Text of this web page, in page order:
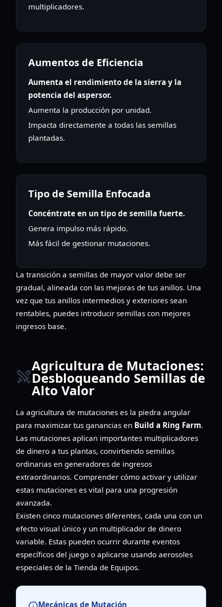
multiplicadores.
Aumentos de Eficiencia
Aumenta el rendimiento de la sierra y la
potencia del aspersor.
Aumenta la producción por unidad.
Impacta directamente a todas las semillas
plantadas.
Tipo de Semilla Enfocada
Concéntrate en un tipo de semilla fuerte.
Genera impulso más rápido.
Más fácil de gestionar mutaciones.
La transición a semillas de mayor valor debe ser
gradual, alineada con las mejoras de tus anillos. Una
vez que tus anillos intermedios y exteriores sean
rentables, puedes introducir semillas con mejores
ingresos base.
Agricultura de Mutaciones:
Desbloqueando Semillas de
Alto Valor
La agricultura de mutaciones es la piedra angular
para maximizar tus ganancias en Build a Ring Farm.
Las mutaciones aplican importantes multiplicadores
de dinero a tus plantas, convirtiendo semillas
ordinarias en generadores de ingresos
extraordinarios. Comprender cómo activar y utilizar
estas mutaciones es vital para una progresión
avanzada.
Existen cinco mutaciones diferentes, cada una con un
efecto visual único y un multiplicador de dinero
variable. Estas pueden ocurrir durante eventos
específicos del juego o aplicarse usando aerosoles
especiales de la Tienda de Equipos.
Mecánicas de Mutación